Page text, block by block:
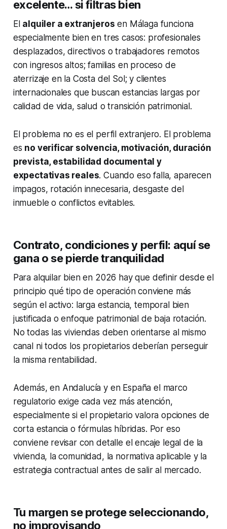
excelente… si filtras bien
El alquiler a extranjeros en Málaga funciona
especialmente bien en tres casos: profesionales
desplazados, directivos o trabajadores remotos
con ingresos altos; familias en proceso de
aterrizaje en la Costa del Sol; y clientes
internacionales que buscan estancias largas por
calidad de vida, salud o transición patrimonial.
El problema no es el perfil extranjero. El problema
es no verificar solvencia, motivación, duración
prevista, estabilidad documental y
expectativas reales. Cuando eso falla, aparecen
impagos, rotación innecesaria, desgaste del
inmueble o conflictos evitables.
Contrato, condiciones y perfil: aquí se
gana o se pierde tranquilidad
Para alquilar bien en 2026 hay que definir desde el
principio qué tipo de operación conviene más
según el activo: larga estancia, temporal bien
justificada o enfoque patrimonial de baja rotación.
No todas las viviendas deben orientarse al mismo
canal ni todos los propietarios deberían perseguir
la misma rentabilidad.
Además, en Andalucía y en España el marco
regulatorio exige cada vez más atención,
especialmente si el propietario valora opciones de
corta estancia o fórmulas híbridas. Por eso
conviene revisar con detalle el encaje legal de la
vivienda, la comunidad, la normativa aplicable y la
estrategia contractual antes de salir al mercado.
Tu margen se protege seleccionando,
no improvisando